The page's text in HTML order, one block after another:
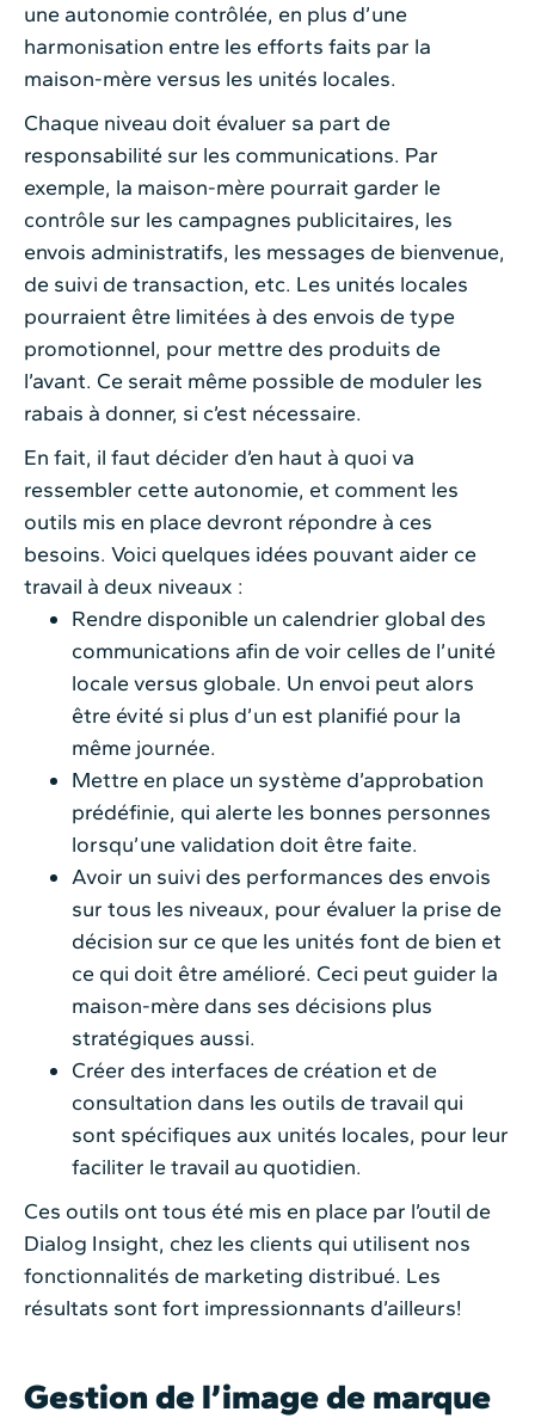
une autonomie contrôlée, en plus d’une
harmonisation entre les efforts faits par la
maison-mère versus les unités locales.
Chaque niveau doit évaluer sa part de
responsabilité sur les communications. Par
exemple, la maison-mère pourrait garder le
contrôle sur les campagnes publicitaires, les
envois administratifs, les messages de bienvenue,
de suivi de transaction, etc. Les unités locales
pourraient être limitées à des envois de type
promotionnel, pour mettre des produits de
l’avant. Ce serait même possible de moduler les
rabais à donner, si c’est nécessaire.
En fait, il faut décider d’en haut à quoi va
ressembler cette autonomie, et comment les
outils mis en place devront répondre à ces
besoins. Voici quelques idées pouvant aider ce
travail à deux niveaux :
Rendre disponible un calendrier global des
communications afin de voir celles de l’unité
locale versus globale. Un envoi peut alors
être évité si plus d’un est planifié pour la
même journée.
Mettre en place un système d’approbation
prédéfinie, qui alerte les bonnes personnes
lorsqu’une validation doit être faite.
Avoir un suivi des performances des envois
sur tous les niveaux, pour évaluer la prise de
décision sur ce que les unités font de bien et
ce qui doit être amélioré. Ceci peut guider la
maison-mère dans ses décisions plus
stratégiques aussi.
Créer des interfaces de création et de
consultation dans les outils de travail qui
sont spécifiques aux unités locales, pour leur
faciliter le travail au quotidien.
Ces outils ont tous été mis en place par l’outil de
Dialog Insight, chez les clients qui utilisent nos
fonctionnalités de marketing distribué. Les
résultats sont fort impressionnants d’ailleurs!
Gestion de l’image de marque